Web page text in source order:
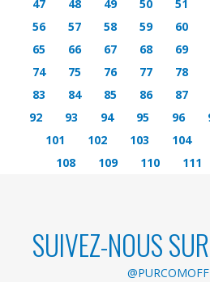
47
48 49 50 51
56
57 58 59 60
65
66 67 68 69
74
75 76 77 78
83
84 85 86 87
92
93 94 95 96
101
102 103 104
108
109 110 111
SUIVEZ-NOUS